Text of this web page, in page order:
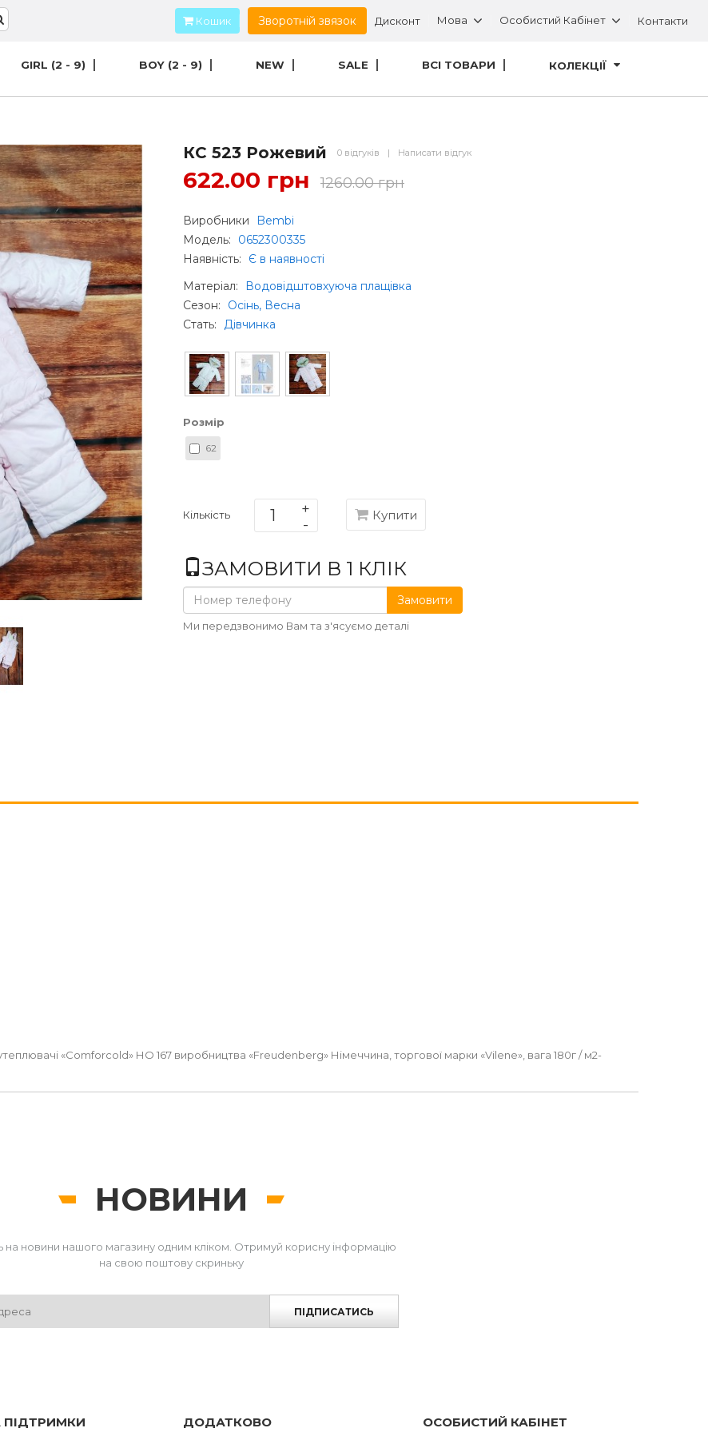
Кошик Зворотній звязок Дисконт Мова Особистий Кабінет Контакти
GIRL (2 - 9) BOY (2 - 9) NEW SALE ВСІ ТОВАРИ КОЛЕКЦІЇ
КС 523 Рожевий 0 відгуків | Написати відгук
622.00 грн 1260.00 грн
Виробники
Bembi
Модель:
0652300335
Наявність:
Є в наявності
Матеріал:
Водовідштовхуюча плащівка
Сезон:
Осінь, Весна
Стать: Дівчинка
Розмір
62
Кількість Купити
ЗАМОВИТИ В 1 КЛІК
Замовити
Ми передзвонимо Вам та з'ясуємо деталі
«Comforcold» НО 167 виробництва «Freudenberg» Німеччина, торгової марки «Vilene», вага 180г / м2-
НОВИНИ
на новини нашого магазину одним кліком. Отримуй корисну інформацію
на свою поштову скриньку
ПІДПИСАТИСЬ
ДОДАТКОВО ОСОБИСТИЙ КАБІНЕТ